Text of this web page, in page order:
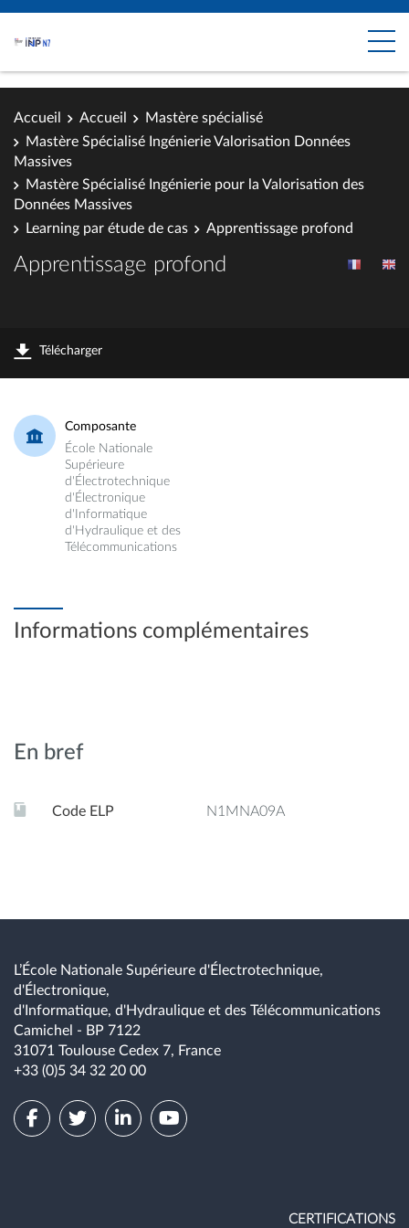
Accueil Accueil
Mastère spécialisé
Mastère Spécialisé Ingénierie Valorisation Données
Massives
Mastère Spécialisé Ingénierie pour la Valorisation des
Données Massives
Learning par étude de cas
Apprentissage profond
Apprentissage profond
Télécharger
Composante
École Nationale
Supérieure
d'Électrotechnique
d'Électronique
d'Informatique
d'Hydraulique et des
Télécommunications
Informations complémentaires
En bref
Code ELP N1MNA09A
L’École Nationale Supérieure d'Électrotechnique,
d'Électronique,
d'Informatique, d'Hydraulique et des Télécommunications
Camichel - BP 7122
31071 Toulouse Cedex 7, France
+33 (0)5 34 32 20 00
CERTIFICATIONS